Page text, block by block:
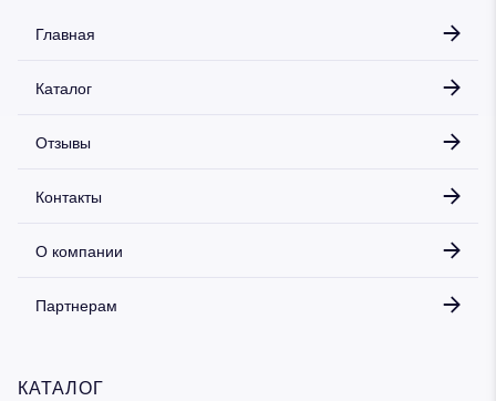
Главная
Каталог
Отзывы
Контакты
О компании
Партнерам
КАТАЛОГ